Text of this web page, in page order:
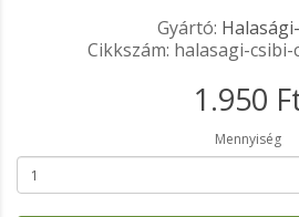
Gyártó:
Cikkszám: halasagi-
1.950
Mennyiség